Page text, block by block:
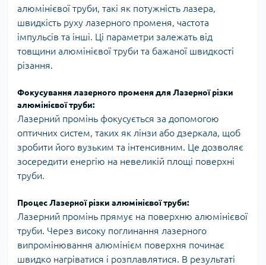
алюмінієвої труби, такі як потужність лазера,
швидкість руху лазерного променя, частота
імпульсів та інші. Ці параметри залежать від
товщини алюмінієвої труби та бажаної швидкості
різання.
Фокусування лазерного променя для Лазерної різки
алюмінієвої труби:
Лазерний промінь фокусується за допомогою
оптичних систем, таких як лінзи або дзеркала, щоб
зробити його вузьким та інтенсивним. Це дозволяє
зосередити енергію на невеликій площі поверхні
труби.
Процес Лазерної різки алюмінієвої труби:
Лазерний промінь прямує на поверхню алюмінієвої
труби. Через високу поглинання лазерного
випромінювання алюмінієм поверхня починає
швидко нагріватися і розплавлятися. В результаті